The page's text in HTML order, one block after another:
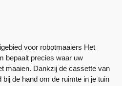
voor robotmaaiers Het
bepaalt precies waar uw
maaien. Dankzij de cassette van
de hand om de ruimte in je tuin